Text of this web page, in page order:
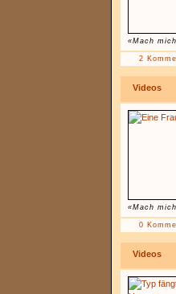
«Mach
2
Videos
«Mach
0
Videos